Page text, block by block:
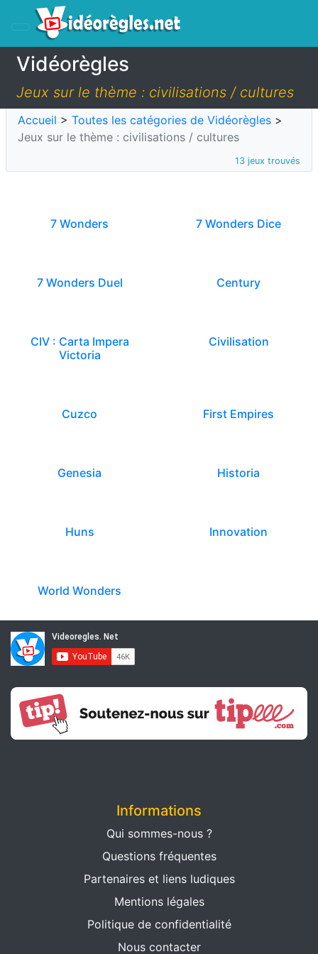
Vidéorègles
Jeux sur le thème : civilisations / cultures
Accueil > Toutes les catégories de Vidéorègles >
Jeux sur le thème : civilisations / cultures
13 jeux trouvés
7 Wonders 7 Wonders Dice
7 Wonders Duel Century
CIV : Carta Impera
Victoria
Civilisation
Cuzco First Empires
Genesia Historia
Huns Innovation
World Wonders
Informations
Qui sommes-nous ?
Questions fréquentes
Partenaires et liens ludiques
Mentions légales
Politique de confidentialité
Nous contacter